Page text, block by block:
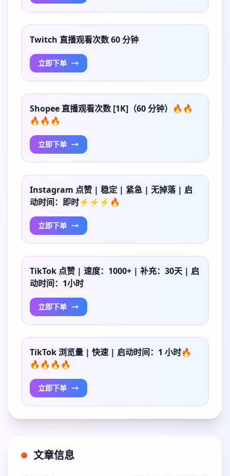
Twitch 直播观看次数 60 分钟
立即下单
Shopee 直播观看次数 [1K]（60 分钟）🔥🔥
🔥🔥🔥
立即下单
Instagram 点赞 | 稳定 | 紧急 | 无掉落 | 启
动时间：即时⚡⚡⚡🔥
立即下单
TikTok 点赞 | 速度：1000+ | 补充：30天 | 启
动时间：1小时
立即下单
TikTok 浏览量 | 快速 | 启动时间：1 小时🔥
🔥🔥🔥🔥
立即下单
文章信息